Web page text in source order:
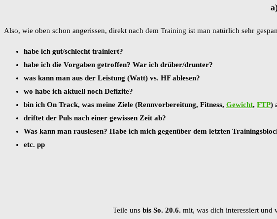
Also, wie oben schon angerissen, direkt nach dem Training ist man natürlich sehr
habe ich gut/schlecht trainiert?
habe ich die Vorgaben getroffen? War ich drüber/drunter?
was kann man aus der Leistung (Watt) vs. HF ablesen?
wo habe ich aktuell noch Defizite?
bin ich On Track, was meine Ziele (Rennvorbereitung, Fitness, Gewicht, FTP)
driftet der Puls nach einer gewissen Zeit ab?
Was kann man rauslesen? Habe ich mich gegenüber dem letzten
etc. pp
Teile uns bis So. 20.6. mit, was dich interessiert und